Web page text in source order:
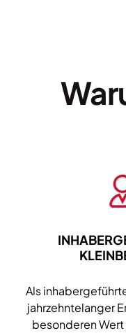
Als
jahrzehntelanger
besonderen